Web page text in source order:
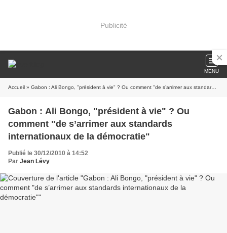
Publicité
MENU
Accueil » Gabon : Ali Bongo, "président à vie" ? Ou comment "de s’arrimer aux standards internationaux de la démocratie"
Gabon : Ali Bongo, "président à vie" ? Ou
comment "de s’arrimer aux standards
internationaux de la démocratie"
Publié le 30/12/2010 à 14:52
Par Jean Lévy